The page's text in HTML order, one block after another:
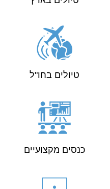
טיולים בחו"ל
כנסים מקצועיים